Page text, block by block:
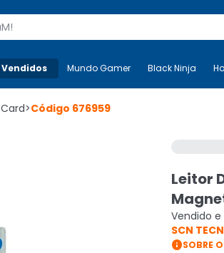
Mais-v- Mundo Gamer
Mundo Gamer Black Ninja
>Código 676959
Leitor
Vendido
SCN
SOBRE